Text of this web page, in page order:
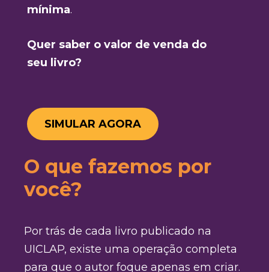
mínima.
Quer saber o valor de venda do
seu livro?
SIMULAR AGORA
O que fazemos por
você?
Por trás de cada livro publicado na
UICLAP, existe uma operação completa
para que o autor foque apenas em criar.